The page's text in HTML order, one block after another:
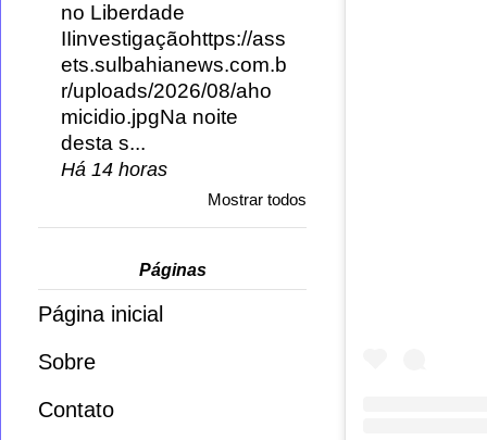
no Liberdade
IIinvestigaçãohttps://ass
ets.sulbahianews.com.b
r/uploads/2026/08/aho
micidio.jpgNa noite
desta s...
Há 14 horas
Mostrar todos
Páginas
Página inicial
Sobre
Contato